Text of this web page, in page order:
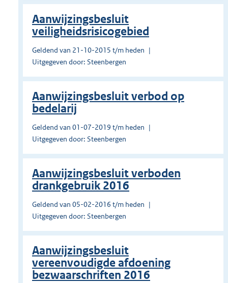
Aanwijzingsbesluit
veiligheidsrisicogebied
Geldend van 21-10-2015 t/m heden
Uitgegeven door: Steenbergen
Aanwijzingsbesluit verbod op
bedelarij
Geldend van 01-07-2019 t/m heden
Uitgegeven door: Steenbergen
Aanwijzingsbesluit verboden
drankgebruik 2016
Geldend van 05-02-2016 t/m heden
Uitgegeven door: Steenbergen
Aanwijzingsbesluit
vereenvoudigde afdoening
bezwaarschriften 2016